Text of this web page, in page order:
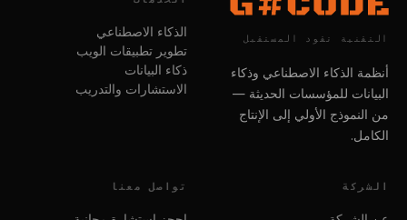
التقنية تقود المستقبل
أنظمة الذكاء الاصطناعي وذكاء
البيانات للمؤسسات الحديثة —
من النموذج الأولي إلى الإنتاج
الكامل.
الذكاء الاصطناعي
تطوير تطبيقات الويب
ذكاء البيانات
الاستشارات والتدريب
الشركة تواصل معنا